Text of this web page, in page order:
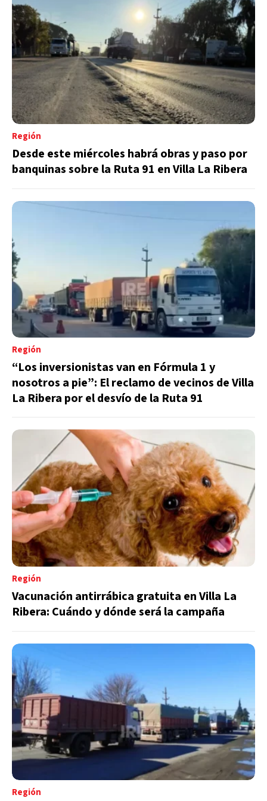
Región
Desde este miércoles habrá obras y paso por
banquinas sobre la Ruta 91 en Villa La Ribera
Región
“Los inversionistas van en Fórmula 1 y
nosotros a pie”: El reclamo de vecinos de Villa
La Ribera por el desvío de la Ruta 91
Región
Vacunación antirrábica gratuita en Villa La
Ribera: Cuándo y dónde será la campaña
Región